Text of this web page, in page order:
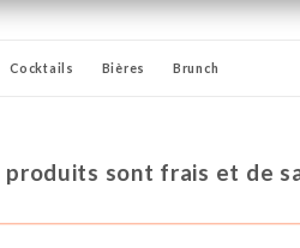
Cocktails Bières Brunch
produits sont frais et de